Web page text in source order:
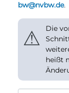
bw@nvbw.de.
⚠
Die
heißt